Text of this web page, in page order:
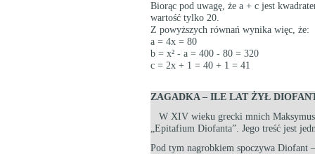
Biorąc pod uwagę, że a + c jest
wartość tylko 20.
Z powyższych równań wynika więc, że:
a = 4x = 80
b = x² - a = 400 - 80 = 320
c = 2x + 1 = 40 + 1 = 41
ZAGADKA – ILE LAT ŻYŁ
W XIV wieku grecki mnich
„Epitafium Diofanta”. Jego treść jest
Pod tym nagrobkiem spoczywa Diofant